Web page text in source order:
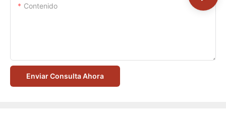
Contenido
Enviar Consulta Ahora